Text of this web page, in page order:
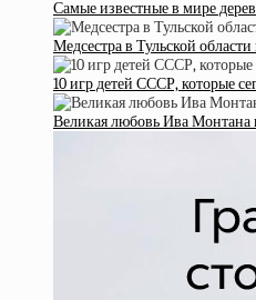
Самые известные в мире
Медсестра в Тульской
10 игр детей СССР, которые
Великая любовь Ива